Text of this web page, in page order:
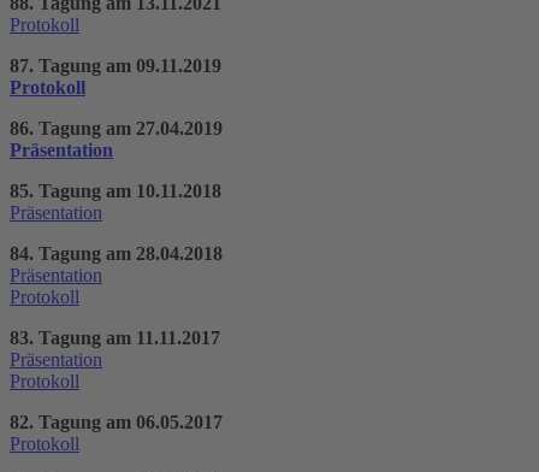
Protokoll
87. Tagung am 09.11.2019
Protokoll
86. Tagung am 27.04.2019
Präsentation
85. Tagung am 10.11.2018
Präsentation
84. Tagung am 28.04.2018
Präsentation
Protokoll
83. Tagung am 11.11.2017
Präsentation
Protokoll
82. Tagung am 06.05.2017
Protokoll